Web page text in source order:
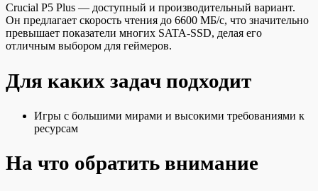
Crucial P5 Plus — доступный и производительный вариант.
Он предлагает скорость чтения до 6600 МБ/с, что значительно
превышает показатели многих SATA-SSD, делая его
отличным выбором для геймеров.
Для каких задач подходит
Игры с большими мирами и высокими требованиями к
ресурсам
На что обратить внимание